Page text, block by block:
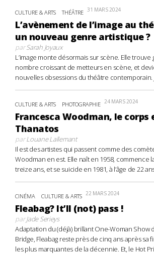
CULTURE & ARTS THÉÂTRE 31 MARS 2024
L’avènement de l’image au
un nouveau genre artistique ?
parSarah Joyaux
L’image monte désormais sur scène. Elle trouve
nombre croissant de metteurs en scène, et
nouvelles obsessions du théâtre contemporain.
CULTURE & ARTS PHOTOGRAPHIE 24 MARS 2024
Francesca Woodman, le corps
Thanatos
parLouane Lallemant
Il est des artistes qui passent comme des
Woodman en est. Elle naît en 1958, commence
treize ans, et se suicide en 1981, à l’âge de 22
CINÉMA CULTURE & ARTS 22 MARS 2024
Fleabag? It’ll (not) pass !
parJade Serieys
Adaptation du (déjà) brillant One-Woman Show
Bridge, Fleabag reste près de cinq ans après sa
les plus marquantes de la décennie. Et, le Hot